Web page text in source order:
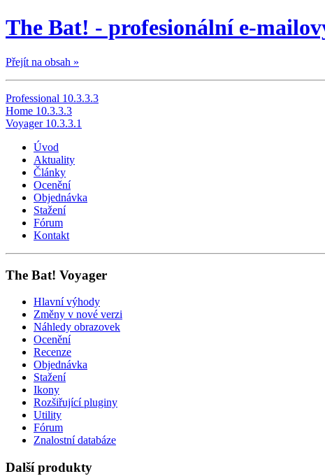
The Bat! - profesionální e-
Přejít na obsah »
Professional 10.3.3.3
Home 10.3.3.3
Voyager 10.3.3.1
Úvod
Aktuality
Články
Ocenění
Objednávka
Stažení
Fórum
Kontakt
The Bat! Voyager
Hlavní výhody
Změny v nové verzi
Náhledy obrazovek
Ocenění
Recenze
Objednávka
Stažení
Ikony
Rozšiřující pluginy
Utility
Fórum
Znalostní databáze
Další produkty